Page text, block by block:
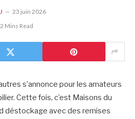
23 juin 2026
Mins Read
s’annonce pour les amateurs
Cette fois, c’est Maisons du
déstockage avec des remises